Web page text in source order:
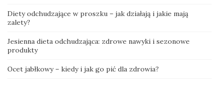
Diety odchudzające w proszku – jak działają i jakie mają
zalety?
Jesienna dieta odchudzająca: zdrowe nawyki i sezonowe
produkty
Ocet jabłkowy – kiedy i jak go pić dla zdrowia?